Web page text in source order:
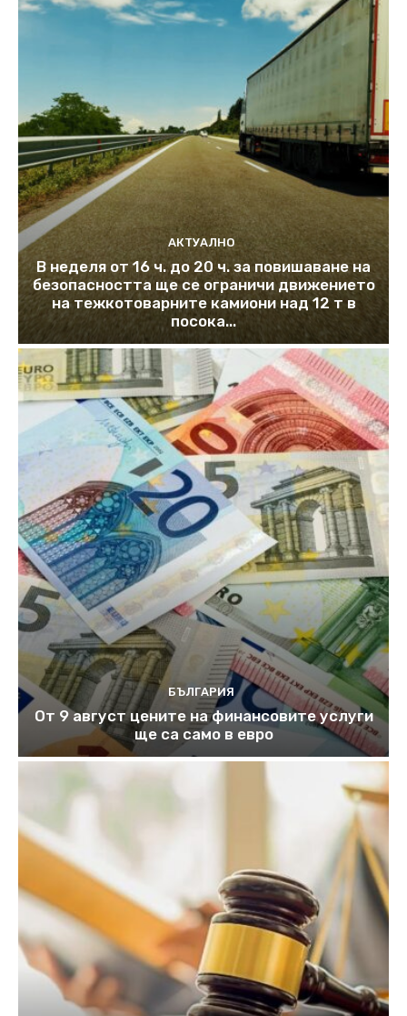
АКТУАЛНО
В неделя от 16 ч. до 20 ч. за повишаване на
безопасността ще се ограничи движението
на тежкотоварните камиони над 12 т в
посока...
БЪЛГАРИЯ
От 9 август цените на финансовите услуги
ще са само в евро